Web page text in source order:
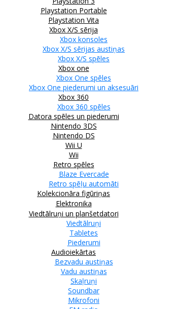
Playstation Portable
Playstation Vita
Xbox X/S sērija
Xbox konsoles
Xbox X/S sērijas austiņas
Xbox X/S spēles
Xbox one
Xbox One spēles
Xbox One piederumi un aksesuāri
Xbox 360
Xbox 360 spēles
Datora spēles un piederumi
Nintendo 3DS
Nintendo DS
Wii U
Wii
Retro spēles
Blaze Evercade
Retro spēļu automāti
Kolekcionāra figūriņas
Elektronika
Viedtālruņi un planšetdatori
Viedtālruņi
Tabletes
Piederumi
Audioiekārtas
Bezvadu austiņas
Vadu austiņas
Skaļruņi
Soundbar
Mikrofoni